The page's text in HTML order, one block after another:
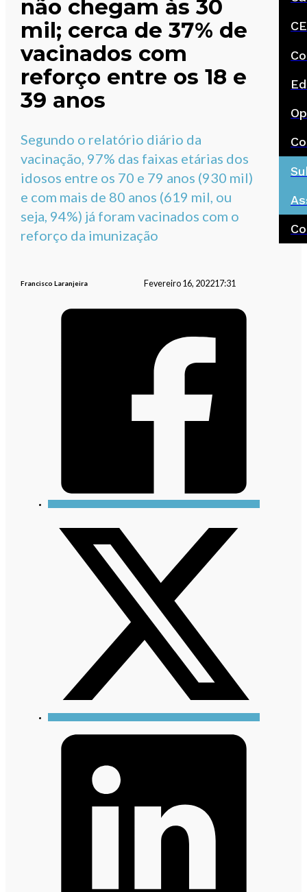
não chegam às 30
mil; cerca de 37% de
vacinados com
reforço entre os 18 e
39 anos
Segundo o relatório diário da
vacinação, 97% das faixas etárias dos
idosos entre os 70 e 79 anos (930 mil)
e com mais de 80 anos (619 mil, ou
seja, 94%) já foram vacinados com o
reforço da imunização
Francisco Laranjeira Fevereiro 16, 202217:31